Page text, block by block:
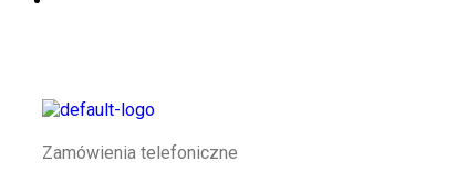
Zamówienia telefoniczne